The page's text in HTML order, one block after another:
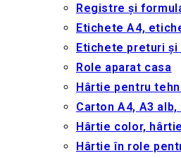
Registre și
Etichete A4,
Etichete preturi și
Role aparat casa
Hârtie pentru
Carton A4, A3
Hârtie color,
Hârtie în role